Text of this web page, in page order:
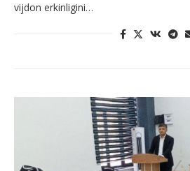
vijdon erkinligini…